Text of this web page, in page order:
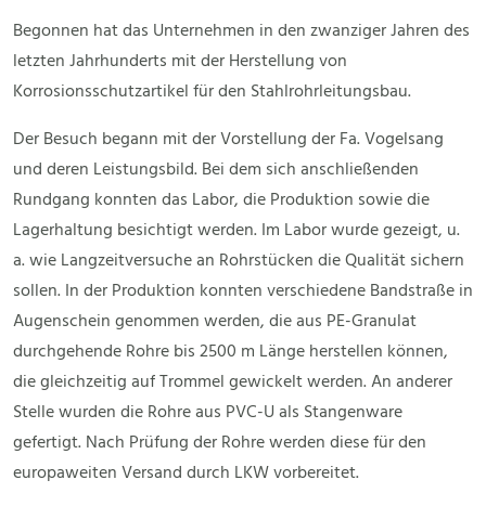
Begonnen hat das Unternehmen in den zwanziger Jahren des
letzten Jahrhunderts mit der Herstellung von
Korrosionsschutzartikel für den Stahlrohrleitungsbau.
Der Besuch begann mit der Vorstellung der Fa. Vogelsang
und deren Leistungsbild. Bei dem sich anschließenden
Rundgang konnten das Labor, die Produktion sowie die
Lagerhaltung besichtigt werden. Im Labor wurde gezeigt, u.
a. wie Langzeitversuche an Rohrstücken die Qualität sichern
sollen. In der Produktion konnten verschiedene Bandstraße in
Augenschein genommen werden, die aus PE-Granulat
durchgehende Rohre bis 2500 m Länge herstellen können,
die gleichzeitig auf Trommel gewickelt werden. An anderer
Stelle wurden die Rohre aus PVC-U als Stangenware
gefertigt. Nach Prüfung der Rohre werden diese für den
europaweiten Versand durch LKW vorbereitet.